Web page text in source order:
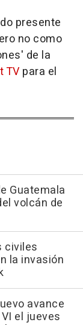
presente
no como
de la
TV para el
Guatemala
volcán de
civiles
la invasión
avance
el jueves